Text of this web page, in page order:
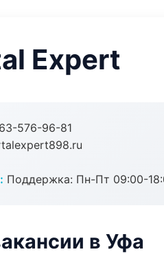
Expert
576-96-81
Поддержка: Пн-Пт 09:00-
в Уфа